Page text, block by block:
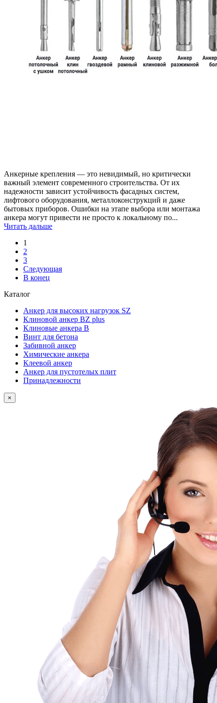
Анкерные крепления — это невидимый, но критически
важный элемент современного строительства. От их
надежности зависит устойчивость фасадных систем,
лифтового оборудования, металлоконструкций и даже
бытовых приборов. Ошибки на этапе выбора или монтажа
анкера могут привести не просто к локальному по...
Читать дальше
1
2
3
Следующая
В конец
Каталог
Анкер для высоких нагрузок SZ
Клиновой анкер BZ plus
Клиновые анкера В
Винт для бетона
Забивной анкер
Химические анкера
Клеевой анкер
Анкеp для пустотелых плит
Принадлежности
×